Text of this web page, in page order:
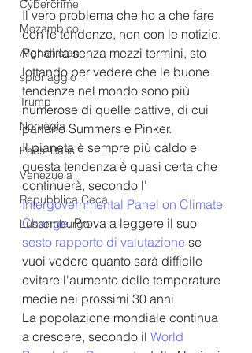
Cybercrime
Mozambico
Afghanistan
spionaggio
Trump
Norvegia
Paesi Bassi
Venezuela
Repubblica Ceca
Lussemburgo
Il vero problema che ho a che fare
con le tendenze, non con le notizie.
Per dirla senza mezzi termini, sto
lottando per vedere che le buone
tendenze nel mondo sono più
numerose di quelle cattive, di cui
parlano Summers e Pinker.
Il pianeta è sempre più caldo e
questa tendenza è quasi certa che
continuerà, secondo l'
Intergovernmental Panel on Climate
Change. Prova a leggere il suo
sesto rapporto di valutazione se
vuoi vedere quanto sarà difficile
evitare l'aumento delle temperature
medie nei prossimi 30 anni.
La popolazione mondiale continua
a crescere, secondo il World